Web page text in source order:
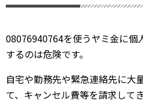
08076940764を使うヤミ金に個
するのは危険です。
自宅や勤務先や緊急連絡先に大
て、キャンセル費等を請求してき